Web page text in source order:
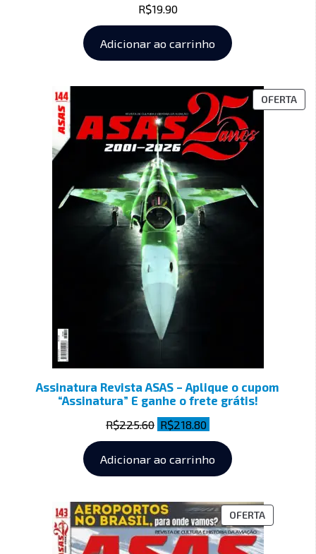
R$19.90
Adicionar ao carrinho
OFERTA
Assinatura Revista ASAS – Aplique o cupom
“Assinatura” E ganhe o frete grátis!
R$225.60 R$218.80
Adicionar ao carrinho
OFERTA